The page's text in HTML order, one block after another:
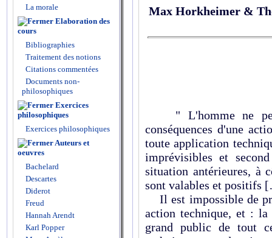
La morale
Elaboration des
cours
Bibliographies
Traitement des notions
Citations commentées
Documents non-
philosophiques
Exercices
philosophiques
Exercices philosophiques
Auteurs et
oeuvres
Bachelard
Descartes
Diderot
Freud
Hannah Arendt
Karl Popper
Max Horkheimer &
" L'homme ne
conséquences d'une
toute application
imprévisibles et
situation antérieures, à
sont valables et positifs
Il est impossible de
action technique, et : la
grand public de tout